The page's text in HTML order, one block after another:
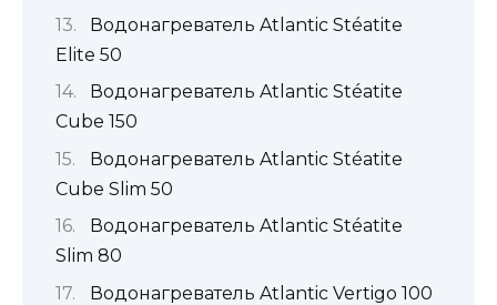
Водонагреватель Atlantic Stéatite
Elite 50
Водонагреватель Atlantic Stéatite
Cube 150
Водонагреватель Atlantic Stéatite
Cube Slim 50
Водонагреватель Atlantic Stéatite
Slim 80
Водонагреватель Atlantic Vertigo 100